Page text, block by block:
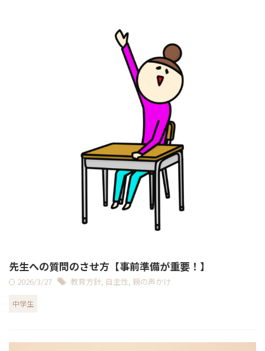
先生への質問のさせ方【事前準備が重要！】
2026/3/27 教育方針, 自主性, 親の声かけ
中学生